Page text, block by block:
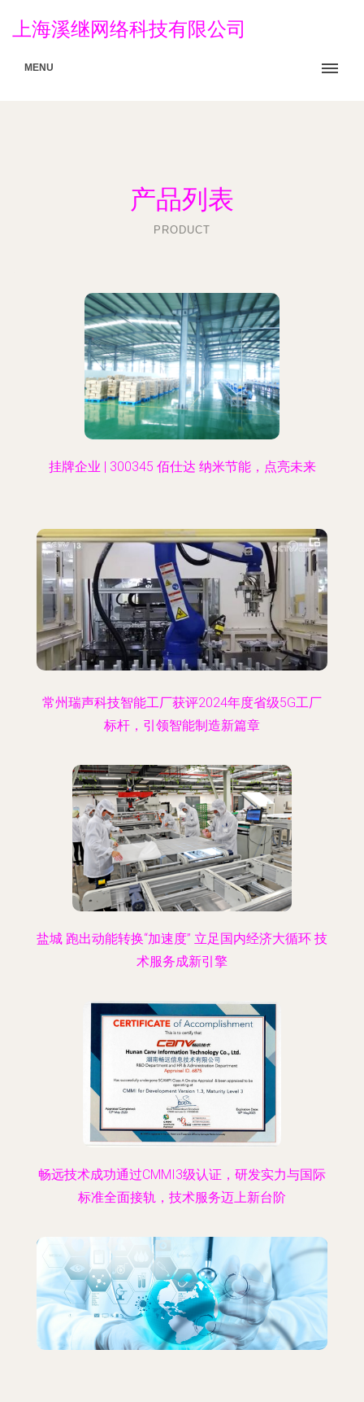
上海溪继网络科技有限公司
MENU
产品列表
PRODUCT
挂牌企业 | 300345 佰仕达 纳米节能，点亮未来
常州瑞声科技智能工厂获评2024年度省级5G工厂
标杆，引领智能制造新篇章
盐城 跑出动能转换“加速度” 立足国内经济大循环 技
术服务成新引擎
畅远技术成功通过CMMI3级认证，研发实力与国际
标准全面接轨，技术服务迈上新台阶